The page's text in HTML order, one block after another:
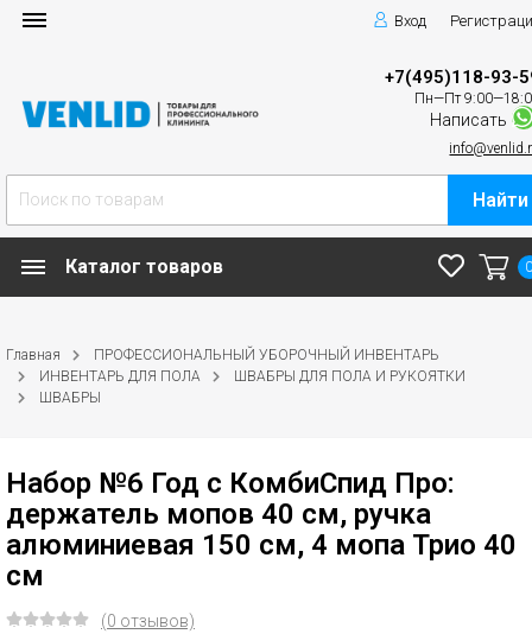
Вход
+7(495)118-93-
Пн—Пт
Написать
Найти
Каталог товаров
Главная
ПРОФЕССИОНАЛЬНЫЙ УБОРОЧНЫЙ ИНВЕНТАРЬ
ИНВЕНТАРЬ ДЛЯ ПОЛА
ШВАБРЫ ДЛЯ ПОЛА И РУКОЯТКИ
ШВАБРЫ
Набор №6 Год с КомбиСпид Про:
держатель мопов 40 см, ручка
алюминиевая 150 см, 4 мопа Трио 40
см
(0 отзывов)